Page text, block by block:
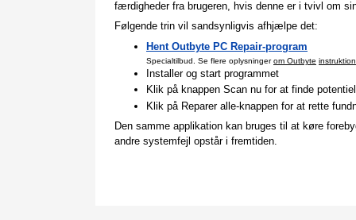
færdigheder fra brugeren, hvis denne er i tvivl om
Følgende trin vil sandsynligvis afhjælpe det:
Hent Outbyte PC Repair-program
Specialtilbud. Se flere oplysningerom Outbyte
Installer og start programmet
Klik på knappen Scan nu for at finde
Klik på Reparer alle-knappen for at rette
Den samme applikation kan bruges til at køre
andre systemfejl opstår i fremtiden.